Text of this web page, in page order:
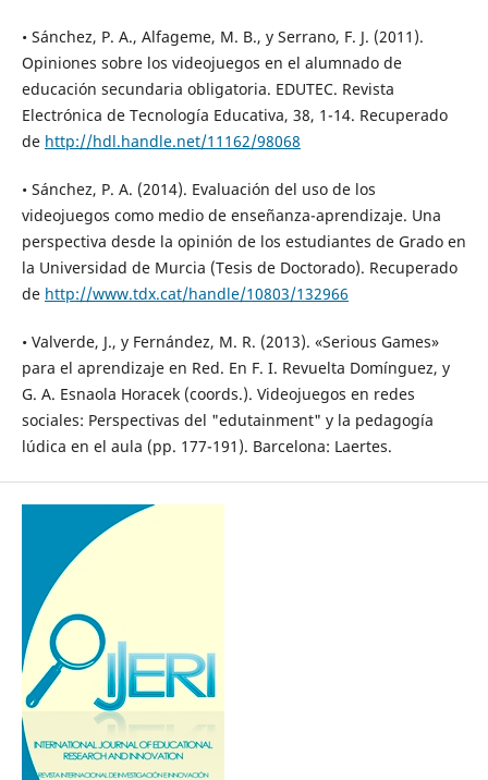
• Sánchez, P. A., Alfageme, M. B., y Serrano, F. J. (2011).
Opiniones sobre los videojuegos en el alumnado de
educación secundaria obligatoria. EDUTEC. Revista
Electrónica de Tecnología Educativa, 38, 1-14. Recuperado
de http://hdl.handle.net/11162/98068
• Sánchez, P. A. (2014). Evaluación del uso de los
videojuegos como medio de enseñanza-aprendizaje. Una
perspectiva desde la opinión de los estudiantes de Grado en
la Universidad de Murcia (Tesis de Doctorado). Recuperado
de http://www.tdx.cat/handle/10803/132966
• Valverde, J., y Fernández, M. R. (2013). «Serious Games»
para el aprendizaje en Red. En F. I. Revuelta Domínguez, y
G. A. Esnaola Horacek (coords.). Videojuegos en redes
sociales: Perspectivas del "edutainment" y la pedagogía
lúdica en el aula (pp. 177-191). Barcelona: Laertes.